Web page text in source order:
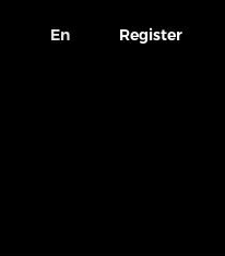
En Register